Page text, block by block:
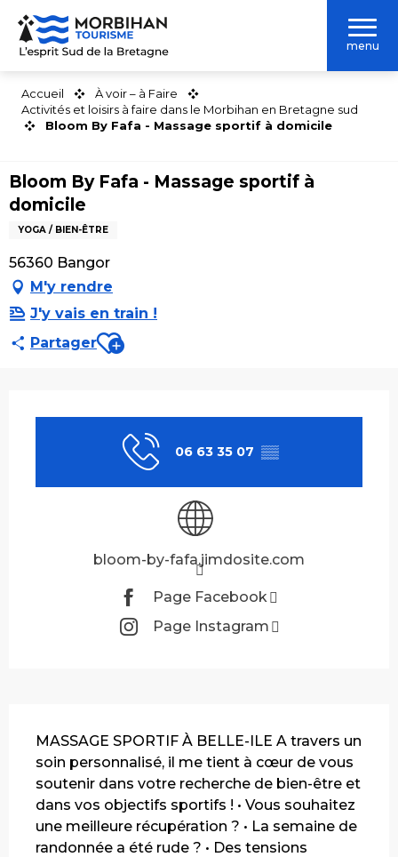
Aller
contenu
menu
Accueil
À voir – à Faire
Activités et loisirs à faire dans le Morbihan en Bretagne sud
Bloom By Fafa - Massage sportif à domicile
Bloom By Fafa - Massage sportif à
domicile
YOGA / BIEN-ÊTRE
56360 Bangor
M'y rendre
J'y vais en train !
PartagerAjouter aux favoris
06 63 35 07 ▒▒
bloom-by-fafa.jimdosite.com
Page Facebook
Page Instagram
MASSAGE SPORTIF À BELLE-ILE A travers un
soin personnalisé, il me tient à cœur de vous
soutenir dans votre recherche de bien-être et
dans vos objectifs sportifs ! • Vous souhaitez
une meilleure récupération ? • La semaine de
randonnée a été rude ? • Des tensions